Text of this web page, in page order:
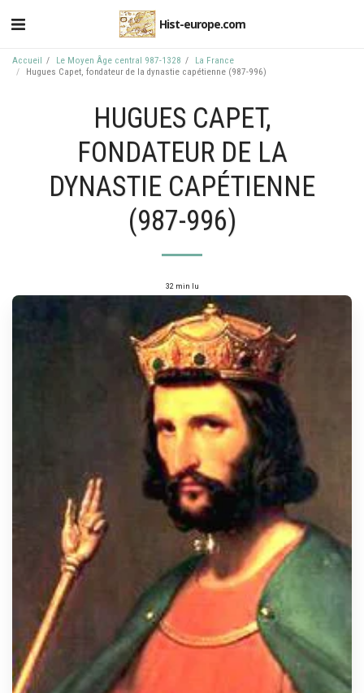
Hist-europe.com
Accueil Le Moyen Âge central 987-1328
La France
Hugues Capet, fondateur de la dynastie capétienne (987-996)
HUGUES CAPET,
FONDATEUR DE LA
DYNASTIE CAPÉTIENNE
(987-996)
32 min lu